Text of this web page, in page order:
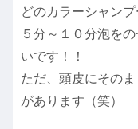
どのカラーシャン
５分～１０分泡を
いです！！
ただ、頭皮にその
があります（笑）